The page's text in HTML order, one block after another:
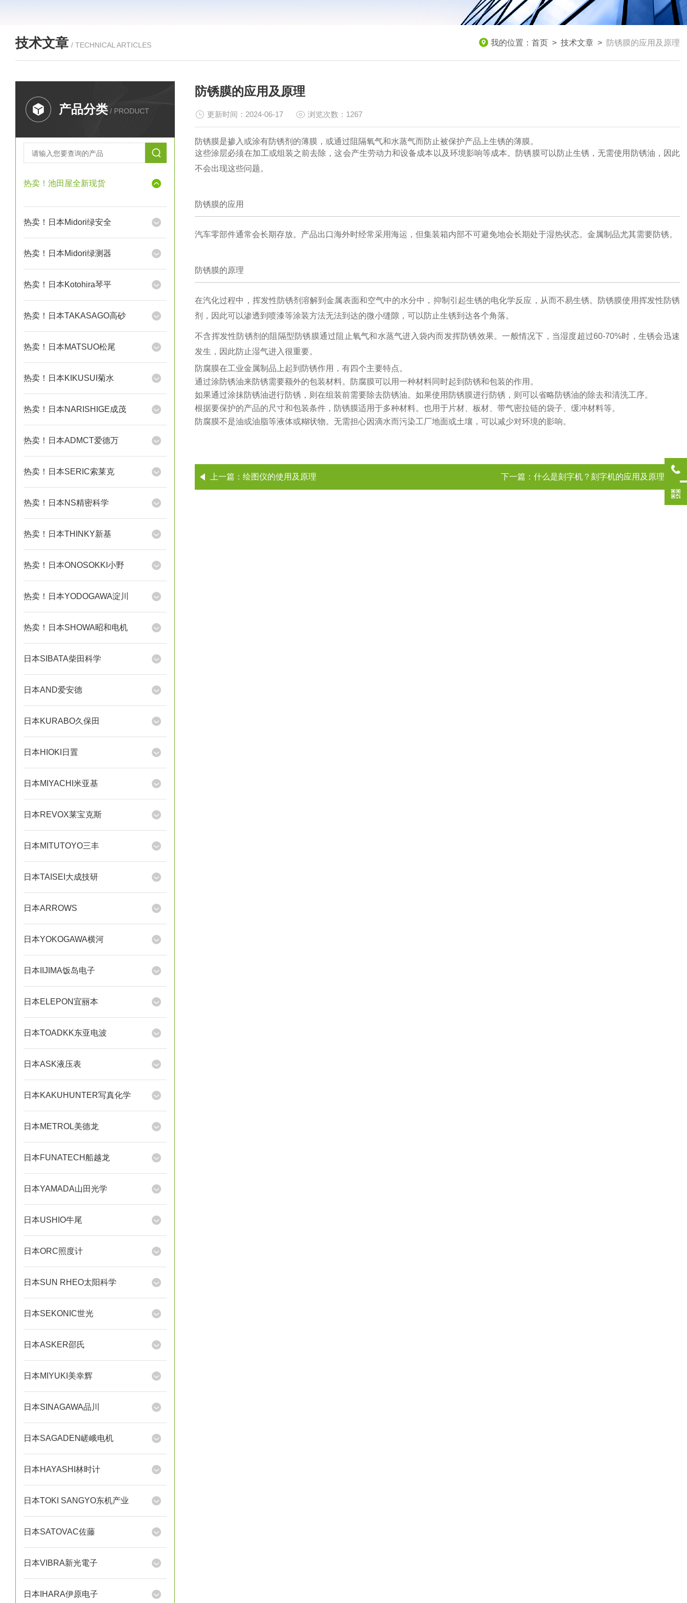
技术文章 / TECHNICAL ARTICLES 我的位置： 首页 > 技术文章 > 防锈膜的应用及原理
产品分类 / PRODUCT
热卖！池田屋全新现货
热卖！日本Midori绿安全
热卖！日本Midori绿测器
热卖！日本Kotohira琴平
热卖！日本TAKASAGO高砂
热卖！日本MATSUO松尾
热卖！日本KIKUSUI菊水
热卖！日本NARISHIGE成茂
热卖！日本ADMCT爱德万
热卖！日本SERIC索莱克
热卖！日本NS精密科学
热卖！日本THINKY新基
热卖！日本ONOSOKKI小野
热卖！日本YODOGAWA淀川
热卖！日本SHOWA昭和电机
日本SIBATA柴田科学
日本AND爱安德
日本KURABO久保田
日本HIOKI日置
日本MIYACHI米亚基
日本REVOX莱宝克斯
日本MITUTOYO三丰
日本TAISEI大成技研
日本ARROWS
日本YOKOGAWA横河
日本IIJIMA饭岛电子
日本ELEPON宜丽本
日本TOADKK东亚电波
日本ASK液压表
日本KAKUHUNTER写真化学
日本METROL美德龙
日本FUNATECH船越龙
日本YAMADA山田光学
日本USHIO牛尾
日本ORC照度计
日本SUN RHEO太阳科学
日本SEKONIC世光
日本ASKER邵氏
日本MIYUKI美幸辉
日本SINAGAWA品川
日本SAGADEN嵯峨电机
日本HAYASHI林时计
日本TOKI SANGYO东机产业
日本SATOVAC佐藤
日本VIBRA新光電子
日本IHARA伊原电子
防锈膜的应用及原理
更新时间：2024-06-17 浏览次数：1267
防锈膜是掺入或涂有防锈剂 的薄膜，或通过阻隔氧气和水蒸气而防止被保护产品上生锈的薄膜。
这些涂层必须在加工或组装之前去除，这会产生劳动力和设备成本以及环境影响等成本。防锈膜可以防止生锈，无需使用防锈油，因此
不会出现这些问题。
防锈膜的应用
汽车零部件通常会长期存放。产品出口海外时经常采用海运，但集装箱内部不可避免地会长期处于湿热状态。金属制品尤其需要防锈。
防锈膜的原理
在汽化过程中，挥发性防锈剂溶解到金属表面和空气中的水分中，抑制引起生锈的电化学反应，从而不易生锈。防锈膜使用挥发性防锈
剂，因此可以渗透到喷漆等涂装方法无法到达的微小缝隙，可以防止生锈到达各个角落。
不含挥发性防锈剂的阻隔型防锈膜通过阻止氧气和水蒸气进入袋内而发挥防锈效果。一般情况下，当湿度超过60-70%时，生锈会迅速
发生，因此防止湿气进入很重要。
防腐膜在工业金属制品上起到防锈作用，有四个主要特点。
通过涂防锈油来防锈需要额外的包装材料。防腐膜可以用一种材料同时起到防锈和包装的作用。
如果通过涂抹防锈油进行防锈，则在组装前需要除去防锈油。如果使用防锈膜进行防锈，则可以省略防锈油的除去和清洗工序。
根据要保护的产品的尺寸和包装条件，防锈膜适用于多种材料。也用于片材、板材、带气密拉链的袋子、缓冲材料等。
防腐膜不是油或油脂等液体或糊状物。无需担心因滴水而污染工厂地面或土壤，可以减少对环境的影响。
上一篇： 绘图仪的使用及原理 下一篇： 什么是刻字机？刻字机的应用及原理